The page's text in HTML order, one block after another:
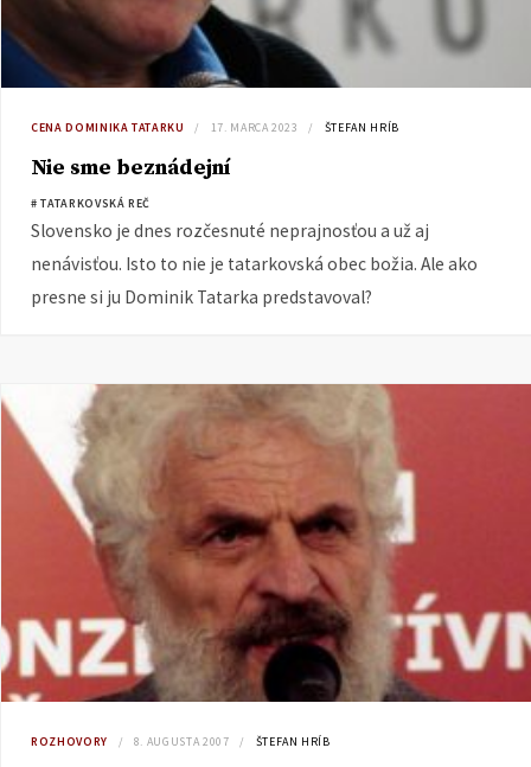
CENA DOMINIKA TATARKU 17. MARCA 2023 ŠTEFAN HRÍB
Nie sme beznádejní
# TATARKOVSKÁ REČ
Slovensko je dnes rozčesnuté neprajnosťou a už aj
nenávisťou. Isto to nie je tatarkovská obec božia. Ale ako
presne si ju Dominik Tatarka predstavoval?
ROZHOVORY 8. AUGUSTA 2007 ŠTEFAN HRÍB